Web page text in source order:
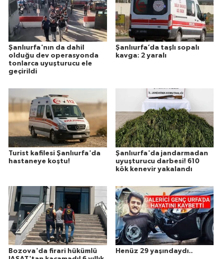
Şanlıurfa'nın da dahil
olduğu dev operasyonda
tonlarca uyuşturucu ele
geçirildi
Şanlıurfa’da taşlı sopalı
kavga: 2 yaralı
Turist kafilesi Şanlıurfa'da
hastaneye koştu!
Şanlıurfa'da jandarmadan
uyuşturucu darbesi! 610
kök kenevir yakalandı
Bozova'da firari hükümlü
Henüz 29 yaşındaydı..